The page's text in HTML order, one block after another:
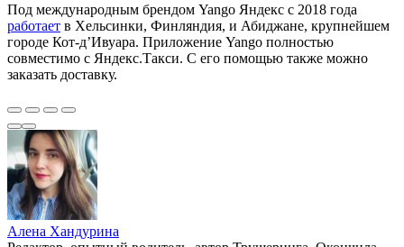
Под международным брендом Yango Яндекс с 2018 года
работает в Хельсинки, Финляндия, и Абиджане, крупнейшем
городе Кот-дʼИвуара. Приложение Yango полностью
совместимо с Яндекс.Такси. С его помощью также можно
заказать доставку.
Алена Хандурина